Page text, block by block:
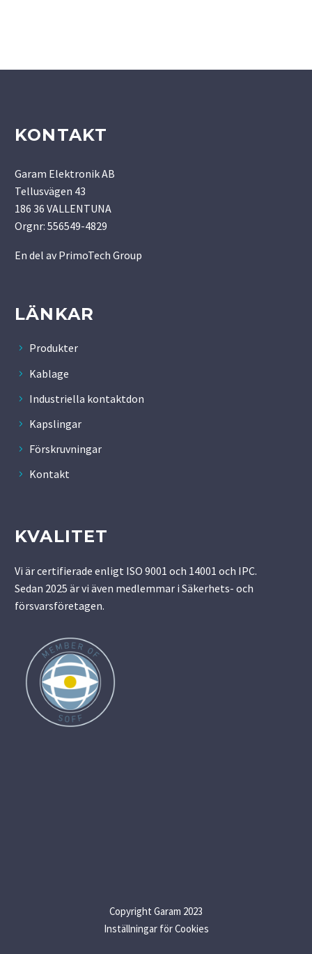
KONTAKT
Garam Elektronik AB
Tellusvägen 43
186 36 VALLENTUNA
Orgnr: 556549-4829
En del av PrimoTech Group
LÄNKAR
Produkter
Kablage
Industriella kontaktdon
Kapslingar
Förskruvningar
Kontakt
KVALITET
Vi är certifierade enligt ISO 9001 och 14001 och IPC.
Sedan 2025 är vi även medlemmar i Säkerhets- och
försvarsföretagen.
Copyright Garam 2023
Inställningar för Cookies